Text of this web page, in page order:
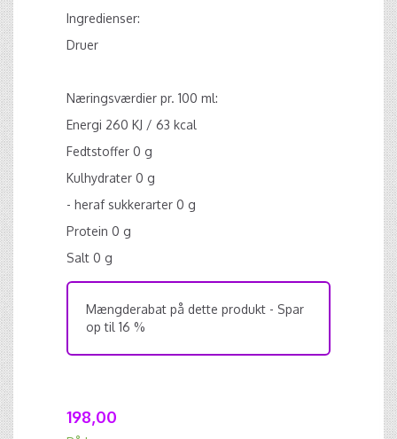
Ingredienser:
Druer
Næringsværdier pr. 100 ml:
Energi 260 KJ / 63 kcal
Fedtstoffer 0 g
Kulhydrater 0 g
- heraf sukkerarter 0 g
Protein 0 g
Salt 0 g
Mængderabat på dette produkt - Spar
op til 16 %
198,00